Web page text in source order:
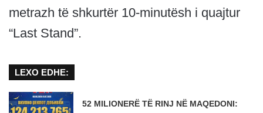
metrazh të shkurtër 10-minutësh i quajtur
“Last Stand”.
LEXO EDHE:
52 MILIONERË TË RINJ NË MAQEDONI: